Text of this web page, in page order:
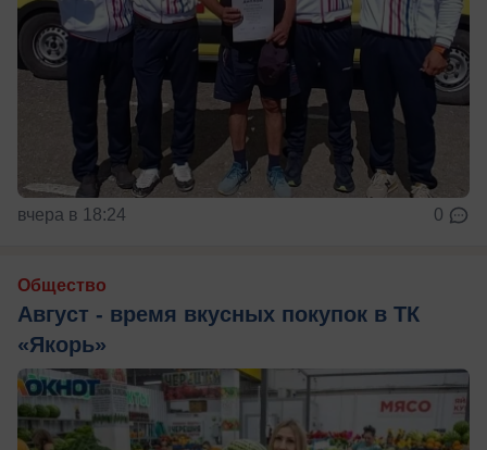
вчера в 18:24 0
Общество
Август - время вкусных покупок в ТК
«Якорь»